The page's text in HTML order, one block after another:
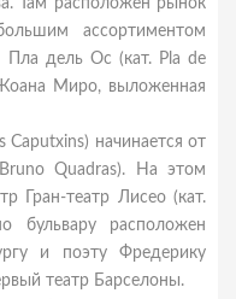
Там расположен рынок
ассортиментом
дель Ос (кат. Pla de
Миро, выложенная
Caputxins) начинается от
Quadras). На этом
Гран-театр Лисео (кат.
бульвару расположен
и поэту Фредерику
театр Барселоны.